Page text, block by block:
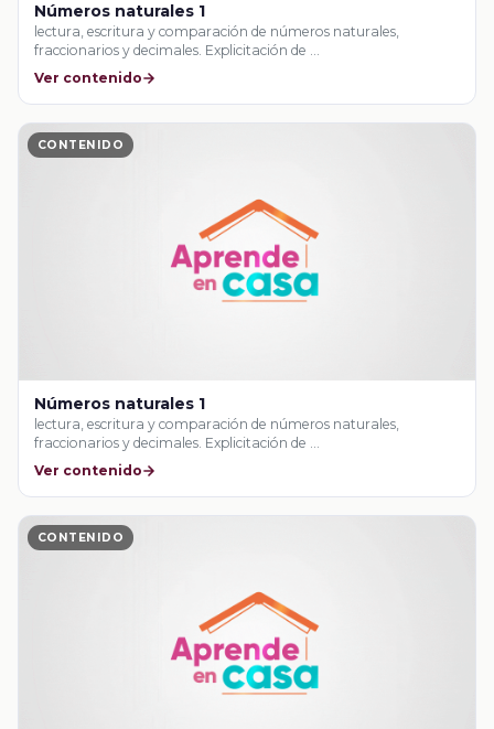
Números naturales 1
lectura, escritura y comparación de números naturales,
fraccionarios y decimales. Explicitación de …
Ver contenido
CONTENIDO
Números naturales 1
lectura, escritura y comparación de números naturales,
fraccionarios y decimales. Explicitación de …
Ver contenido
CONTENIDO